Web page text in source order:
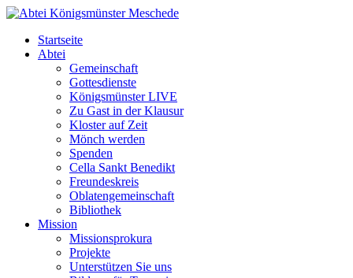
Startseite
Abtei
Gemeinschaft
Gottesdienste
Königsmünster LIVE
Zu Gast in der Klausur
Kloster auf Zeit
Mönch werden
Spenden
Cella Sankt Benedikt
Freundeskreis
Oblatengemeinschaft
Bibliothek
Mission
Missionsprokura
Projekte
Unterstützen Sie uns